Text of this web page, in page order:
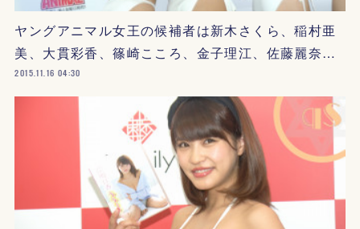
ヤングアニマル女王の候補者は新木さくら、稲村亜
美、大貫彩香、篠崎こころ、金子理江、佐藤麗奈…
2015.11.16 04:30